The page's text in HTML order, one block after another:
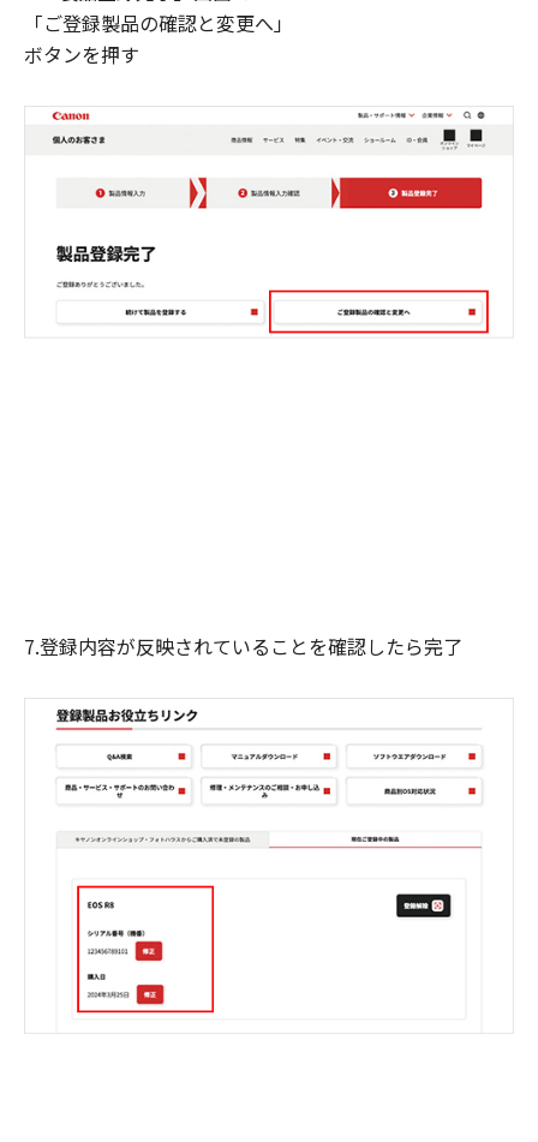
「ご登録製品の確認と変更へ」
ボタンを押す
7.登録内容が反映されていることを確認したら完了